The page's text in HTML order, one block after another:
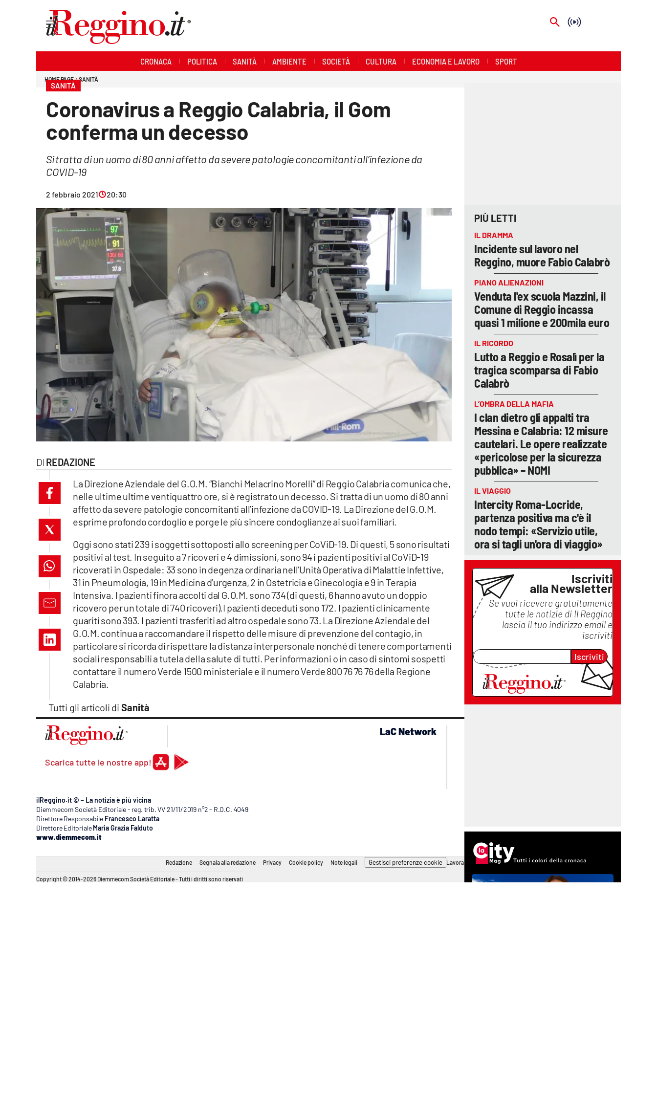
cosenzachannel.it
catanzarochannel.it
lacapitalenews.it
CRONACA POLITICA SANITÀ AMBIENTE SOCIETÀ CULTURA ECONOMIA E LAVORO SPORT
HOME PAGE SANITÀ
SANITÀ
Coronavirus a Reggio Calabria, il Gom
conferma un decesso
Si tratta di un uomo di 80 anni affetto da severe patologie concomitanti all’infezione da
COVID-19
2 febbraio 2021 20:30
REDAZIONE
Tutti gli articoli di Sanità
La Direzione Aziendale del G.O.M. “Bianchi Melacrino Morelli” di Reggio Calabria comunica che,
nelle ultime ultime ventiquattro ore, si è registrato un decesso. Si tratta di un uomo di 80 anni
affetto da severe patologie concomitanti all’infezione da COVID-19. La Direzione del G.O.M.
esprime profondo cordoglio e porge le più sincere condoglianze ai suoi familiari.
Oggi sono stati 239 i soggetti sottoposti allo screening per CoViD-19. Di questi, 5 sono risultati
positivi al test. In seguito a 7 ricoveri e 4 dimissioni, sono 94 i pazienti positivi al CoViD-19
ricoverati in Ospedale: 33 sono in degenza ordinaria nell’Unità Operativa di Malattie Infettive,
31 in Pneumologia, 19 in Medicina d’urgenza, 2 in Ostetricia e Ginecologia e 9 in Terapia
Intensiva. I pazienti finora accolti dal G.O.M. sono 734 (di questi, 6 hanno avuto un doppio
ricovero per un totale di 740 ricoveri).I pazienti deceduti sono 172. I pazienti clinicamente
guariti sono 393. I pazienti trasferiti ad altro ospedale sono 73. La Direzione Aziendale del
G.O.M. continua a raccomandare il rispetto delle misure di prevenzione del contagio, in
particolare si ricorda di rispettare la distanza interpersonale nonché di tenere comportamenti
sociali responsabili a tutela della salute di tutti. Per informazioni o in caso di sintomi sospetti
contattare il numero Verde 1500 ministeriale e il numero Verde 800 76 76 76 della Regione
Calabria.
PIÙ LETTI
IL DRAMMA
Incidente sul lavoro nel
Reggino, muore Fabio Calabrò
PIANO ALIENAZIONI
Venduta l'ex scuola Mazzini, il
Comune di Reggio incassa
quasi 1 milione e 200mila euro
IL RICORDO
Lutto a Reggio e Rosalì per la
tragica scomparsa di Fabio
Calabrò
L’OMBRA DELLA MAFIA
I clan dietro gli appalti tra
Messina e Calabria: 12 misure
cautelari. Le opere realizzate
«pericolose per la sicurezza
pubblica» – NOMI
IL VIAGGIO
Intercity Roma-Locride,
partenza positiva ma c'è il
nodo tempi: «Servizio utile,
ora si tagli un'ora di viaggio»
Iscriviti
alla Newsletter
Se vuoi ricevere gratuitamente
tutte le notizie di Il Reggino
lascia il tuo indirizzo email e
iscriviti
Iscriviti
Scarica tutte le nostre app!
LaC Network
ilReggino.it © – La notizia è più vicina
Diemmecom Società Editoriale - reg. trib. VV 21/11/2019 n°2 - R.O.C. 4049
Direttore Responsabile Francesco Laratta
Direttore Editoriale Maria Grazia Falduto
www.diemmecom.it
Redazione Segnala alla redazione Privacy Cookie policy Note legali Gestisci preferenze cookie Lavora con noi
Copyright © 2014-2026 Diemmecom Società Editoriale - Tutti i diritti sono riservati